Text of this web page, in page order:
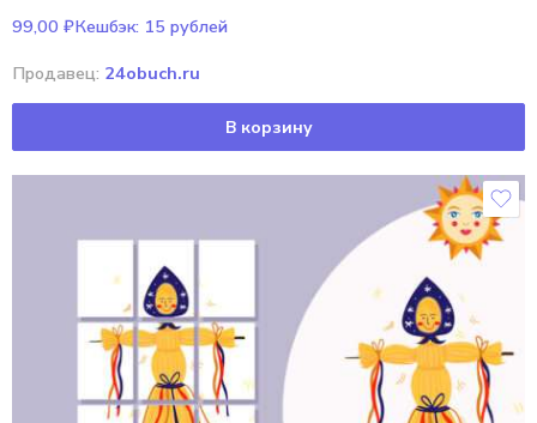
99,00 ₽Кешбэк: 15 рублей
Продавец: 24obuch.ru
В корзину